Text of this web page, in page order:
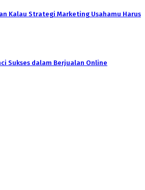
Kalau Strategi Marketing Usahamu Harus
Sukses dalam Berjualan Online